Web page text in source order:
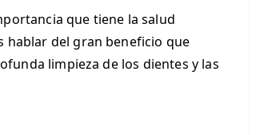
que tiene la salud
hablar del gran beneficio que
limpieza de los dientes y las